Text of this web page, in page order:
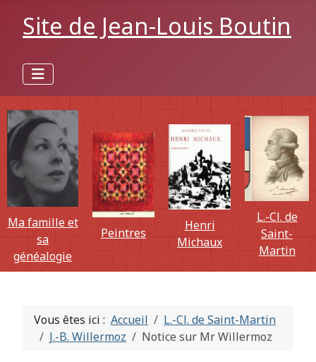
Site de Jean-Louis Boutin
Ma famille et
sa
généalogie
Peintres
Henri
Michaux
L.-Cl. de
Saint-
Martin
Vous êtes ici : Accueil
L.-Cl. de Saint-Martin
J.-B. Willermoz
Notice sur Mr Willermoz